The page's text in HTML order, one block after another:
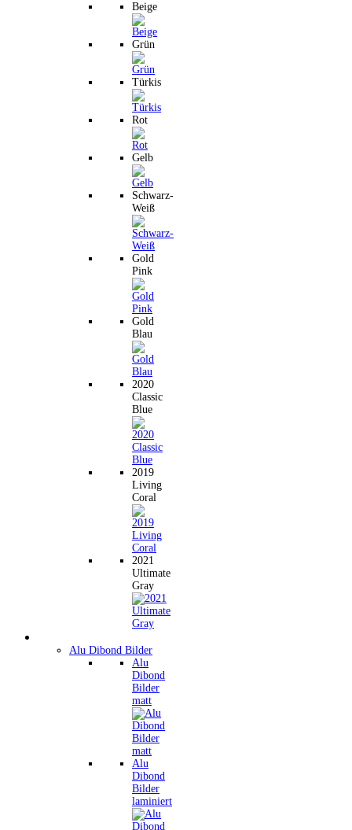
Beige
Grün
Türkis
Rot
Gelb
Schwarz-
Weiß
Gold
Pink
Gold
Blau
2020
Classic
Blue
2019
Living
Coral
2021
Ultimate
Gray
Alu Dibond Bilder
Alu
Dibond
Bilder
matt
Alu
Dibond
Bilder
laminiert